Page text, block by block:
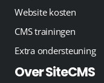
Website kosten
CMS trainingen
Extra ondersteuning
Over SiteCMS